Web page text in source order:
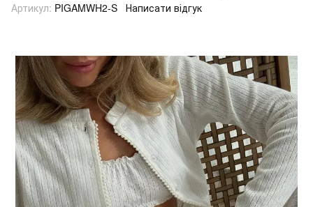
Артикул: PIGAMWH2-S Написати відгук